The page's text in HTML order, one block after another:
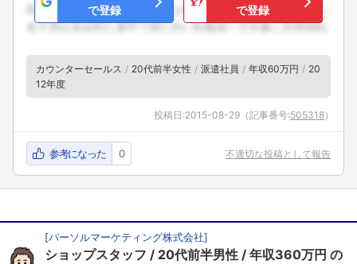
で登録
で登録
カウンターセールス 20代前半女性 派遣社員 年収60万円
20
12年度
投稿日:2015-08-29 （記事番号:505318）
参考になった 0 不適切な投稿として報告
[パーソルマーケティング株式会社]
ショップスタッフ 20代前半男性 年収360万円 の